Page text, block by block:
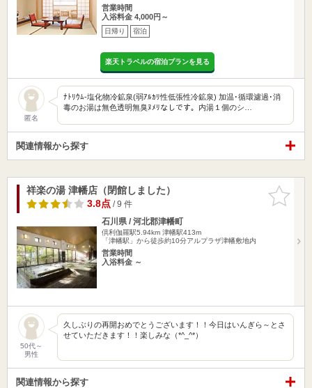
営業時間
入浴料金 4,000円～
日帰り 宿泊
楽天トラベルの宿泊プランを見る
匿名
ﾅﾄﾘｳﾑ-塩化物冷鉱泉(弱ｱﾙｶﾘ性低張性冷鉱泉) 加温･循環濾過･消
毒のお湯は無色透明無臭ﾇﾒﾘなしです。内湯１個のシ…
関連情報から探す
お気に入
りに追加
祥楽の湯 津幡店（閉館しました）
3.8点/ 9 件
石川県 / 河北郡津幡町
倶利伽羅駅5.94km 津幡駅413m
「津幡駅」から徒歩約10分アルプラザ津幡敷地内
営業時間
入浴料金 ～
50代～
男性
久しぶりの再開おめでとうございます！！今日はいんぎら～とさ
せていただきます！！楽しみな（*^_^*）
関連情報から探す